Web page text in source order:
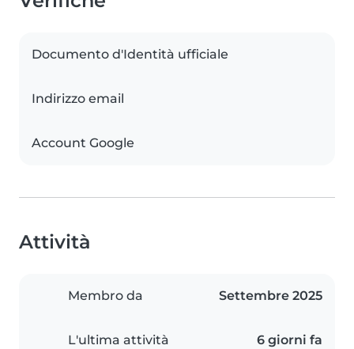
Documento d'Identità ufficiale
Indirizzo email
Account Google
Attività
Membro da Settembre 2025
L'ultima attività 6 giorni fa